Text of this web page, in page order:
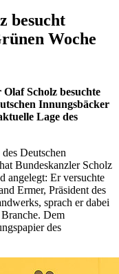
besucht
Woche
Scholz besuchte
Innungsbäcker
Lage des
Deutschen
Bundeskanzler Scholz
angelegt: Er versuchte
Ermer, Präsident des
sprach er dabei
Dem
des